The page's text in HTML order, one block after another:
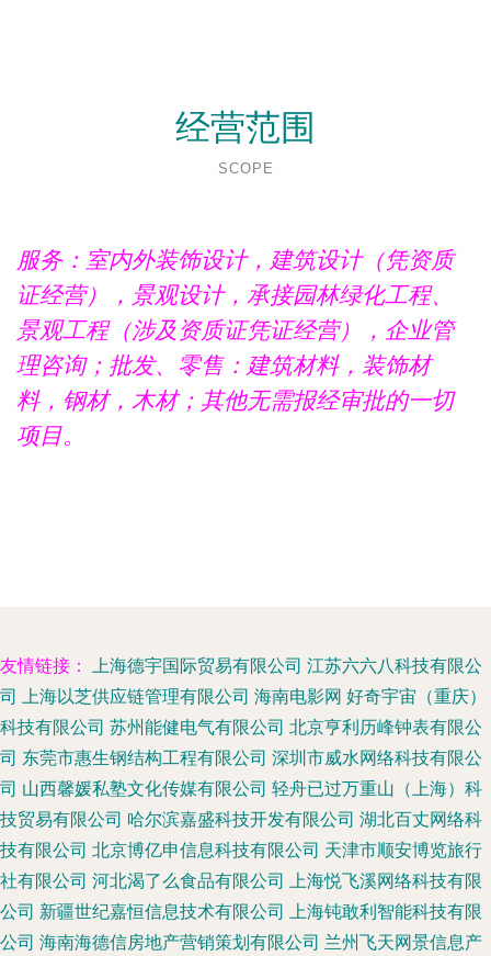
经营范围
SCOPE
服务：室内外装饰设计，建筑设计（凭资质
证经营），景观设计，承接园林绿化工程、
景观工程（涉及资质证凭证经营），企业管
理咨询；批发、零售：建筑材料，装饰材
料，钢材，木材；其他无需报经审批的一切
项目。
友情链接： 上海德宇国际贸易有限公司 江苏六六八科技有限公
司 上海以芝供应链管理有限公司 海南电影网 好奇宇宙（重庆）
科技有限公司 苏州能健电气有限公司 北京亨利历峰钟表有限公
司 东莞市惠生钢结构工程有限公司 深圳市威水网络科技有限公
司 山西馨媛私塾文化传媒有限公司 轻舟已过万重山（上海）科
技贸易有限公司 哈尔滨嘉盛科技开发有限公司 湖北百丈网络科
技有限公司 北京博亿申信息科技有限公司 天津市顺安博览旅行
社有限公司 河北渴了么食品有限公司 上海悦飞溪网络科技有限
公司 新疆世纪嘉恒信息技术有限公司 上海钝敢利智能科技有限
公司 海南海德信房地产营销策划有限公司 兰州飞天网景信息产